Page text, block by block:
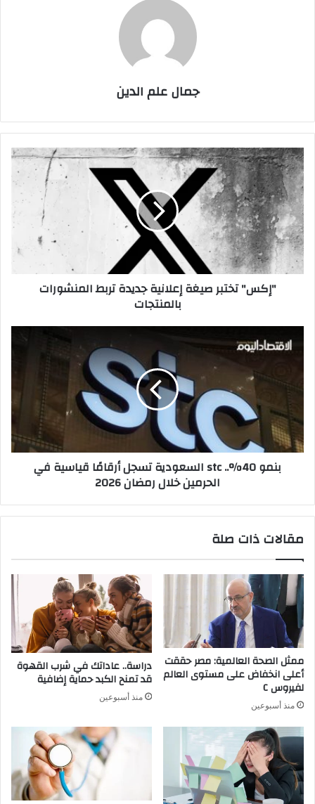
جمال علم الدين
"إكس"
تختبر
صيغة
إعلانية
جديدة
تربط
المنشورات
بالمنتجات
"إكس" تختبر صيغة إعلانية جديدة تربط المنشورات
بالمنتجات
40%..
تسجل
أرقامًا
قياسية
في
الحرمين
بنمو 40%.. stc السعودية تسجل أرقامًا قياسية في
الحرمين خلال رمضان 2026
مقالات ذات صلة
ممثل الصحة العالمية: مصر حققت
أعلى انخفاض على مستوى العالم
لفيروس C
منذ أسبوعين
دراسة.. عاداتك في شرب القهوة
قد تمنح الكبد حماية إضافية
منذ أسبوعين